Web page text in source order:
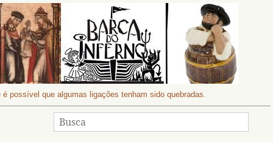
possível que algumas ligações tenham sido quebradas.